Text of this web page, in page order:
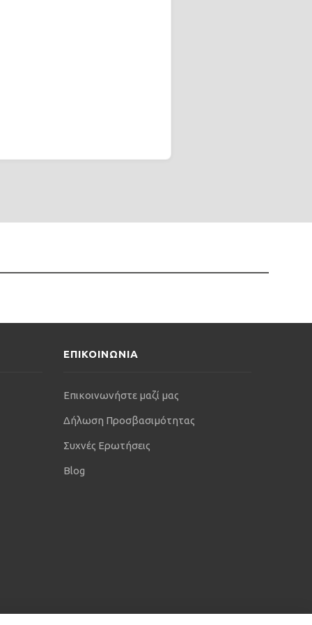
ΕΠΙΚΟΙΝΩΝΙΑ
Επικοινωνήστε μαζί μας
Δήλωση Προσβασιμότητας
Συχνές Ερωτήσεις
Blog